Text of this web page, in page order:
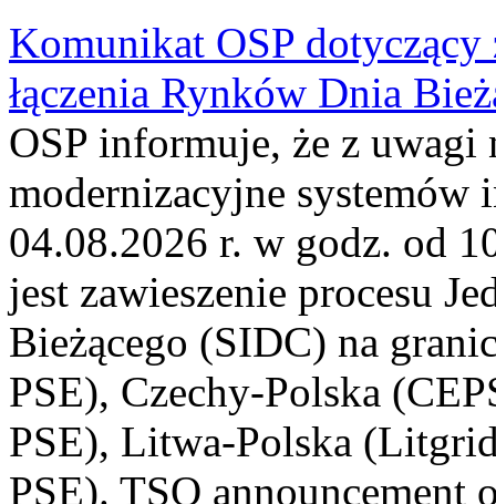
Komunikat OSP dotyczący
łączenia Rynków Dnia
OSP informuje, że z uwagi
modernizacyjne
04.08.2026 r. w godz. od
jest zawieszenie procesu
Bieżącego (SIDC) na
PSE), Czechy-Polska
PSE), Litwa-Polska
PSE). TSO announcement